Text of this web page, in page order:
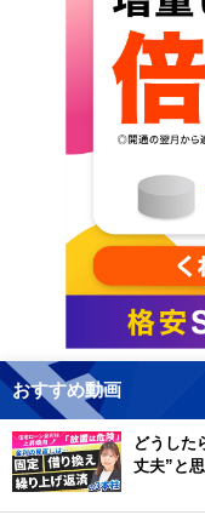
おすすめ動画
どうした
丈夫”と